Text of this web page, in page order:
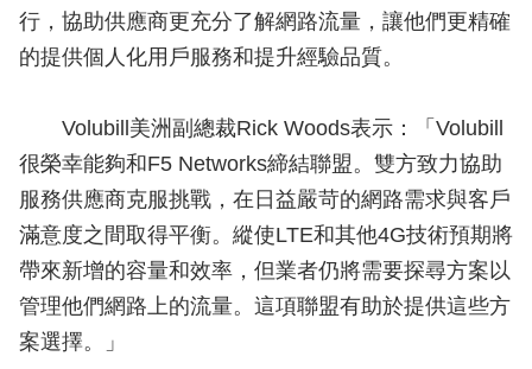
行，協助供應商更充分了解網路流量，讓他們更精確
的提供個人化用戶服務和提升經驗品質。
Volubill美洲副總裁Rick Woods表示：「Volubill
很榮幸能夠和F5 Networks締結聯盟。雙方致力協助
服務供應商克服挑戰，在日益嚴苛的網路需求與客戶
滿意度之間取得平衡。縱使LTE和其他4G技術預期將
帶來新增的容量和效率，但業者仍將需要探尋方案以
管理他們網路上的流量。這項聯盟有助於提供這些方
案選擇。」